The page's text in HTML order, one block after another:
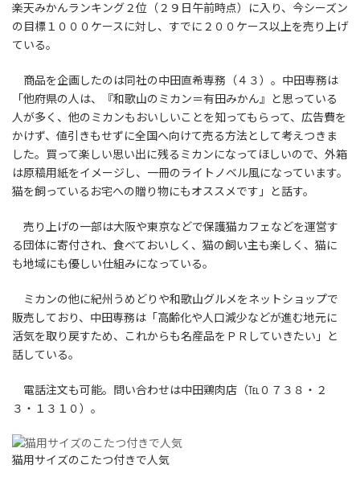
楽天みかんランキング２位（２９日午前時点）に入り、今シーズン
の目標１０００ケースに対し、すでに２００ケース以上を売り上げ
ている。
商品を企画したのは同社の中田直希専務（４３）。中田専務は
「他府県の人は、『和歌山のミカン＝有田みかん』と思っている
人が多く、他のミカンもおいしいことを知ってもらって、広告費を
かけず、値引きもせずに全国へ向けて売る方法として考えつきま
した。買って楽しい思い出に残るミカンになってほしいので、外箱
は原稿用紙をイメージし、一冊のライトノベル風になっています。
猫を飼っているお宅への贈り物にもオススメです」と話す。
売り上げの一部は大阪や東京などで保護猫カフェなどを運営す
る団体に寄付され、食べておいしく、猫の飼い主も楽しく、猫に
も地域にも優しい仕組みになっている。
ミカンの他に紀州うめどりや和歌山グルメをネットショップで
販売しており、中田専務は「高齢化や人口減少などが進む地元に
活気を取り戻すため、これからも名産品をＰＲしていきたい」と
話している。
電話注文も可能。問い合わせは中田鶏肉店（℡０７３８・２
３・１３１０）。
猫用サイズのこたつ付きで人気